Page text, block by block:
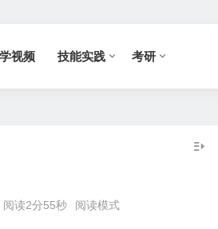
视频 技能实践 考研
阅读2分55秒 阅读模式